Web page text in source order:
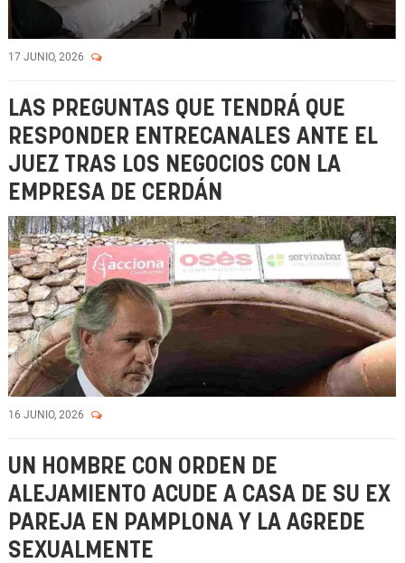
17 JUNIO, 2026
LAS PREGUNTAS QUE TENDRÁ QUE
RESPONDER ENTRECANALES ANTE EL
JUEZ TRAS LOS NEGOCIOS CON LA
EMPRESA DE CERDÁN
16 JUNIO, 2026
UN HOMBRE CON ORDEN DE
ALEJAMIENTO ACUDE A CASA DE SU EX
PAREJA EN PAMPLONA Y LA AGREDE
SEXUALMENTE